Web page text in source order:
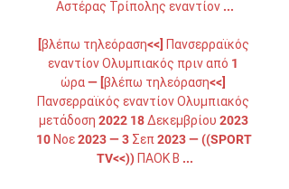
Αστέρας Τρίπολης εναντίον ...
[βλέπω τηλεόραση<<] Πανσερραϊκός
εναντίον Ολυμπιακός πριν από 1
ώρα — [βλέπω τηλεόραση<<]
Πανσερραϊκός εναντίον Ολυμπιακός
μετάδοση 2022 18 Δεκεμβρίου 2023
10 Νοε 2023 — 3 Σεπ 2023 — ((SPORT
TV<<)) ΠΑΟΚ Β ...